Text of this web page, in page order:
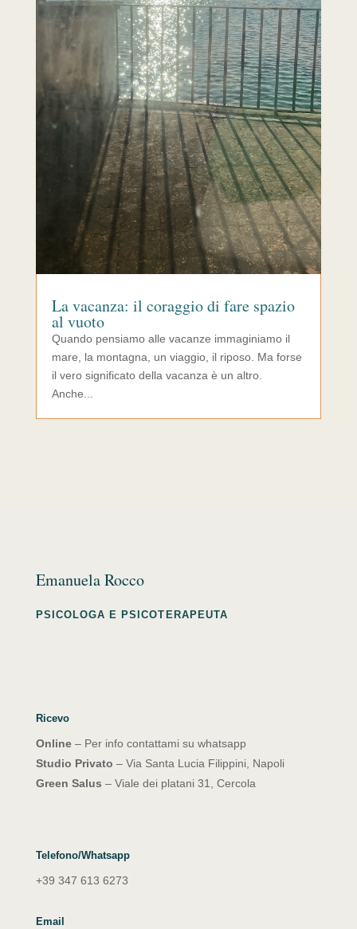
La vacanza: il coraggio di fare spazio
al vuoto
Quando pensiamo alle vacanze immaginiamo il
mare, la montagna, un viaggio, il riposo. Ma forse
il vero significato della vacanza è un altro.
Anche...
Emanuela Rocco
PSICOLOGA E PSICOTERAPEUTA
Ricevo
Online– Per info contattami su whatsapp
Studio Privato – Via Santa Lucia Filippini, Napoli
Green Salus – Viale dei platani 31, Cercola
Telefono/Whatsapp
+39 347 613 6273
Email